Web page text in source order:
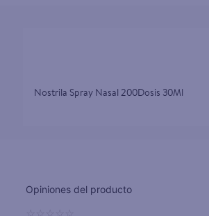
Nostrila Spray Nasal 200Dosis 30Ml